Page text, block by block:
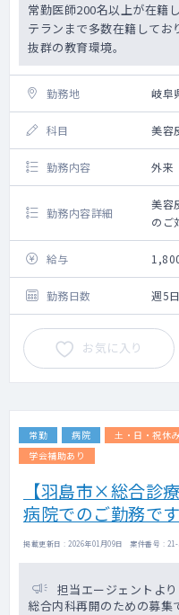
常勤医師200名以上が在籍
テランまで多数在籍してお
抜群の教育環境。
勤務地 岐阜
科目 美容
勤務内容 外来
勤務内容詳細
美容
のご
※未
制・
で
ご安
給与
勤務日数 週5日
お気に入り
常勤 病院 土・日・祝休
学会補助あり
【羽島市×総合診
病院でのご勤務です
掲載更新日 : 2026年01月09日 案件番号 :
担当エージェントより
総合内科再開のための募集